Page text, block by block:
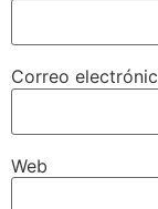
Correo
Web